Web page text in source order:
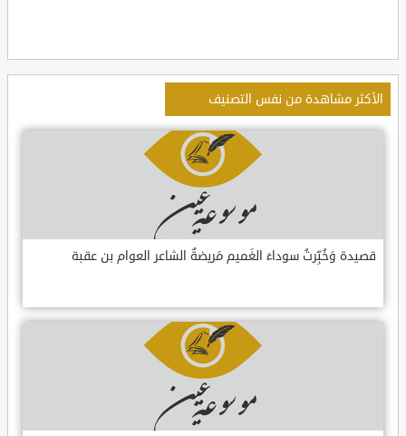
الأكثر مشاهدة من نفس التصنيف
قصيدة وَخُبِّرتُ سوداءَ الغَميم مَريضةٌ الشاعر العوام بن عقبة